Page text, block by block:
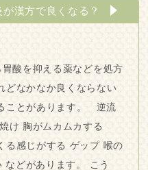
漢方で良くなる？
酸を抑える薬などを処方
どなかなか良くならない
ことがあります。 逆流
け 胸がムカムカする
る感じがする ゲップ 喉の
どがあります。 こう